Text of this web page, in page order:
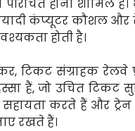
परिचित होना शामिल
कंप्यूटर कौशल और
होती है।
टिकट संग्राहक रेलवे
हैं, जो उचित टिकट
सहायता करते हैं और ट्रेन
रखते हैं।